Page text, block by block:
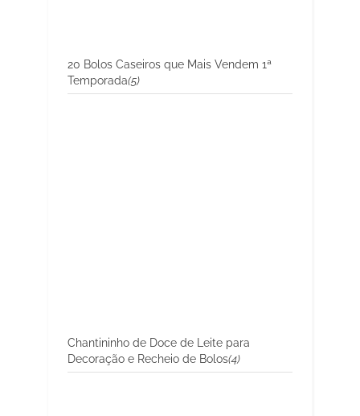
20 Bolos Caseiros que Mais Vendem 1ª
Temporada(5)
Chantininho de Doce de Leite para
Decoração e Recheio de Bolos(4)